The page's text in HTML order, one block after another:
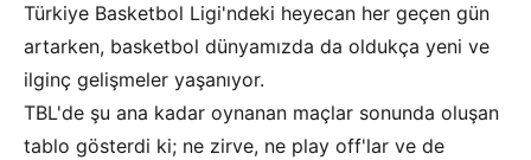
Türkiye Basketbol Ligi'ndeki heyecan her geçen gün
artarken, basketbol dünyamızda da oldukça yeni ve
ilginç gelişmeler yaşanıyor.
TBL'de şu ana kadar oynanan maçlar sonunda oluşan
tablo gösterdi ki; ne zirve, ne play off'lar ve de